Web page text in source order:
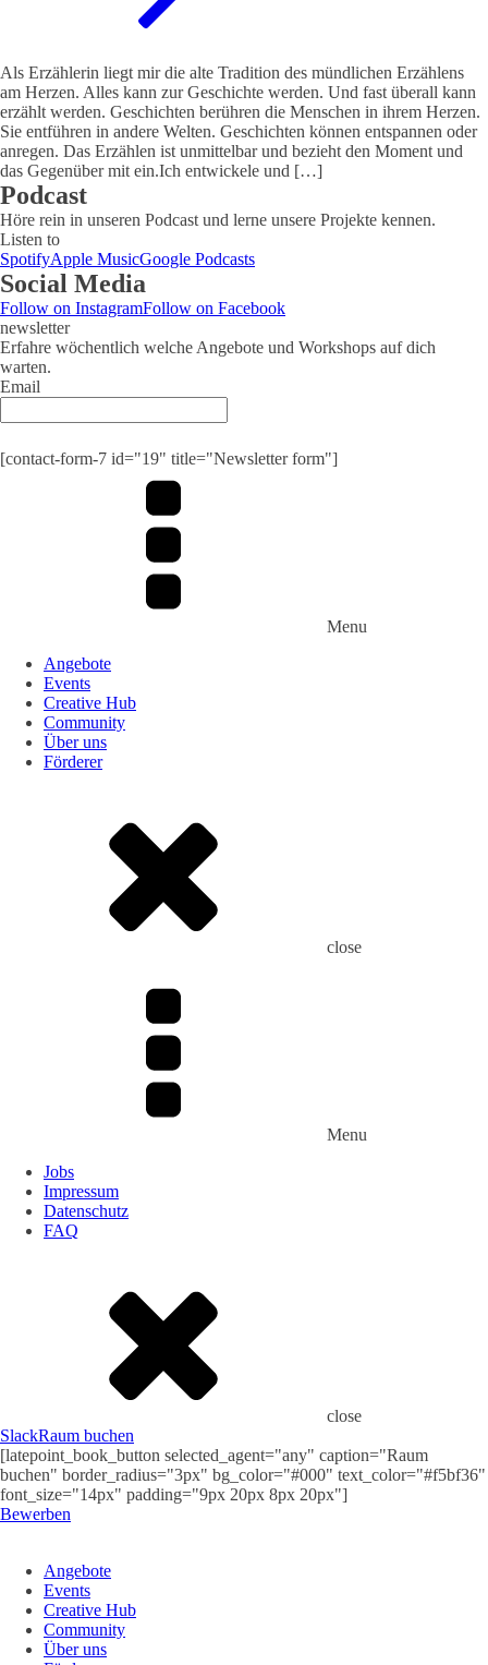
Als Erzählerin liegt mir die alte Tradition des mündlichen Erzählens
am Herzen. Alles kann zur Geschichte werden. Und fast überall kann
erzählt werden. Geschichten berühren die Menschen in ihrem Herzen.
Sie entführen in andere Welten. Geschichten können entspannen oder
anregen. Das Erzählen ist unmittelbar und bezieht den Moment und
das Gegenüber mit ein.Ich entwickele und […]
Podcast
Höre rein in unseren Podcast und lerne unsere Projekte kennen.
Listen to
SpotifyApple MusicGoogle Podcasts
Social Media
Follow on InstagramFollow on Facebook
newsletter
Erfahre wöchentlich welche Angebote und Workshops auf dich
warten.
Email
[contact-form-7 id="19" title="Newsletter form"]
Menu
Angebote
Events
Creative Hub
Community
Über uns
Förderer
close
Menu
Jobs
Impressum
Datenschutz
FAQ
close
SlackRaum buchen
[latepoint_book_button selected_agent="any" caption="Raum
buchen" border_radius="3px" bg_color="#000" text_color="#f5bf36"
font_size="14px" padding="9px 20px 8px 20px"]
Bewerben
Angebote
Events
Creative Hub
Community
Über uns